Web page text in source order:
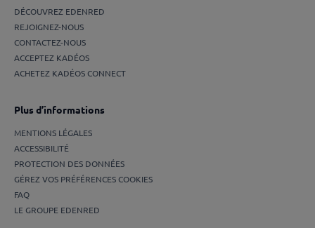
DÉCOUVREZ EDENRED
REJOIGNEZ-NOUS
CONTACTEZ-NOUS
ACCEPTEZ KADÉOS
ACHETEZ KADÉOS CONNECT
Plus d’informations
MENTIONS LÉGALES
ACCESSIBILITÉ
PROTECTION DES DONNÉES
GÉREZ VOS PRÉFÉRENCES COOKIES
FAQ
LE GROUPE EDENRED